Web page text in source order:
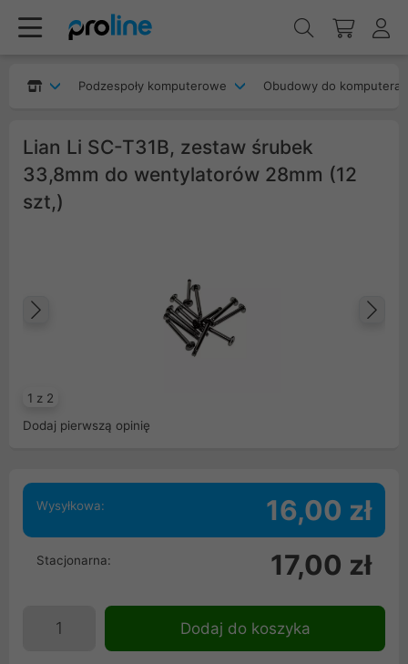
Podzespoły komputerowe Obudowy do komputera
Lian Li SC-T31B, zestaw śrubek
33,8mm do wentylatorów 28mm (12
szt,)
1 z 2
Poprzedni
Dodaj pierwszą opinię
Wysyłkowa: 16,00 zł
Stacjonarna: 17,00 zł
Dodaj do koszyka